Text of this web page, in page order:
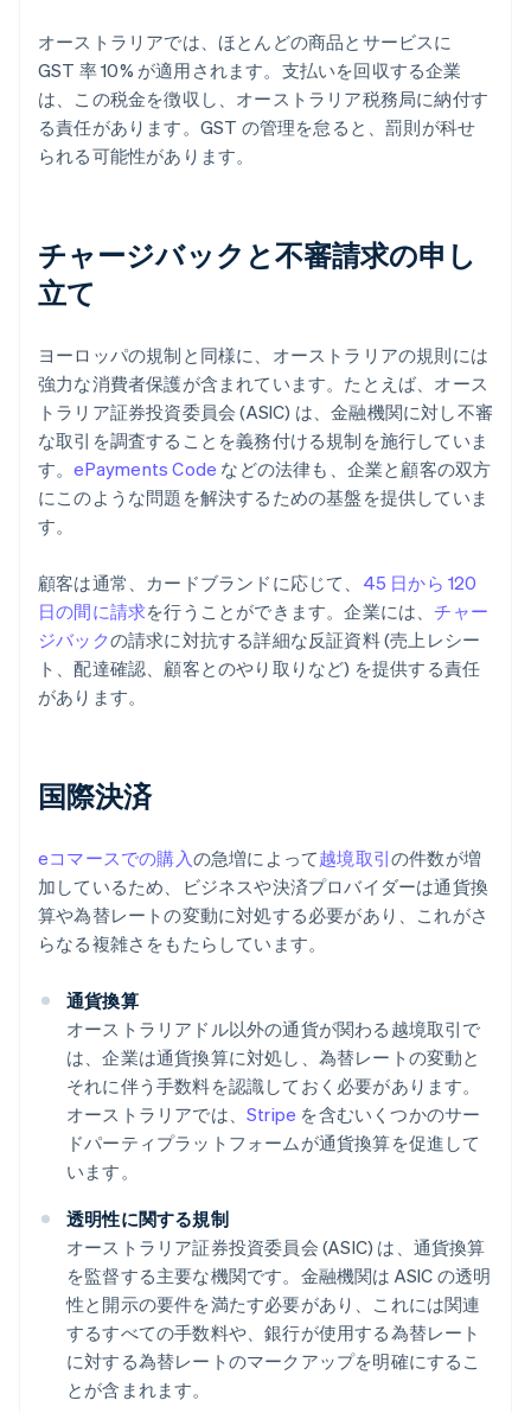
オーストラリアでは、ほとんどの商品とサービスに
GST 率 10% が適用されます。支払いを回収する企業
は、この税金を徴収し、オーストラリア税務局に納付す
る責任があります。GST の管理を怠ると、罰則が科せ
られる可能性があります。
チャージバックと不審請求の申し
立て
ヨーロッパの規制と同様に、オーストラリアの規則には
強力な消費者保護が含まれています。たとえば、オース
トラリア証券投資委員会 (ASIC) は、金融機関に対し不審
な取引を調査することを義務付ける規制を施行していま
す。ePayments Code などの法律も、企業と顧客の双方
にこのような問題を解決するための基盤を提供していま
す。
顧客は通常、カードブランドに応じて、 45 日から 120
日の間に請求を行うことができます。企業には、チャー
ジバックの請求に対抗する詳細な反証資料 (売上レシー
ト、配達確認、顧客とのやり取りなど) を提供する責任
があります。
国際決済
eコマースでの購入の急増によって越境取引の件数が増
加しているため、ビジネスや決済プロバイダーは通貨換
算や為替レートの変動に対処する必要があり、これがさ
らなる複雑さをもたらしています。
通貨換算
オーストラリアドル以外の通貨が関わる越境取引で
は、企業は通貨換算に対処し、為替レートの変動と
それに伴う手数料を認識しておく必要があります。
オーストラリアでは、 Stripe を含むいくつかのサー
ドパーティプラットフォームが通貨換算を促進して
います。
透明性に関する規制
オーストラリア証券投資委員会 (ASIC) は、通貨換算
を監督する主要な機関です。金融機関は ASIC の透明
性と開示の要件を満たす必要があり、これには関連
するすべての手数料や、銀行が使用する為替レート
に対する為替レートのマークアップを明確にするこ
とが含まれます。